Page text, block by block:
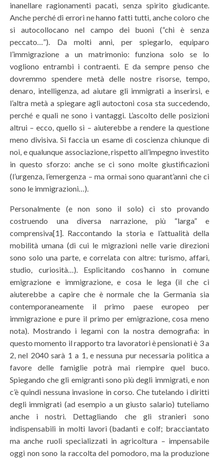
inanellare ragionamenti pacati, senza spirito giudicante.
Anche perché di errori ne hanno fatti tutti, anche coloro che
si autocollocano nel campo dei buoni (“chi è senza
peccato…”). Da molti anni, per spiegarlo, equiparo
l’immigrazione a un matrimonio: funziona solo se lo
vogliono entrambi i contraenti. E da sempre penso che
dovremmo spendere metà delle nostre risorse, tempo,
denaro, intelligenza, ad aiutare gli immigrati a inserirsi, e
l’altra metà a spiegare agli autoctoni cosa sta succedendo,
perché e quali ne sono i vantaggi. L’ascolto delle posizioni
altrui – ecco, quello sì – aiuterebbe a rendere la questione
meno divisiva. Si faccia un esame di coscienza chiunque di
noi, e qualunque associazione, rispetto all’impegno investito
in questo sforzo: anche se ci sono molte giustificazioni
(l’urgenza, l’emergenza – ma ormai sono quarant’anni che ci
sono le immigrazioni…).
Personalmente (e non sono il solo) ci sto provando
costruendo una diversa narrazione, più “larga” e
comprensiva[1]. Raccontando la storia e l’attualità della
mobilità umana (di cui le migrazioni nelle varie direzioni
sono solo una parte, e correlata con altre: turismo, affari,
studio, curiosità…). Esplicitando cos’hanno in comune
emigrazione e immigrazione, e cosa le lega (il che ci
aiuterebbe a capire che è normale che la Germania sia
contemporaneamente il primo paese europeo per
immigrazione e pure il primo per emigrazione, cosa meno
nota). Mostrando i legami con la nostra demografia: in
questo momento il rapporto tra lavoratori è pensionati è 3 a
2, nel 2040 sarà 1 a 1, e nessuna pur necessaria politica a
favore delle famiglie potrà mai riempire quel buco.
Spiegando che gli emigranti sono più degli immigrati, e non
c’è quindi nessuna invasione in corso. Che tutelando i diritti
degli immigrati (ad esempio a un giusto salario) tuteliamo
anche i nostri. Dettagliando che gli stranieri sono
indispensabili in molti lavori (badanti e colf; bracciantato
ma anche ruoli specializzati in agricoltura – impensabile
oggi non sono la raccolta del pomodoro, ma la produzione